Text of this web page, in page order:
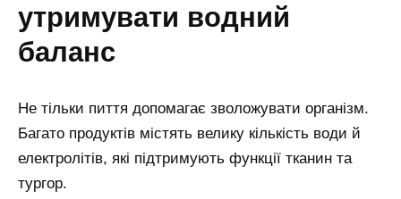
утримувати водний
баланс
Не тільки пиття допомагає зволожувати організм.
Багато продуктів містять велику кількість води й
електролітів, які підтримують функції тканин та
тургор.